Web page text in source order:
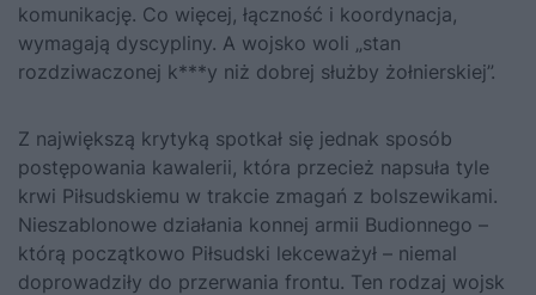
komunikację. Co więcej, łączność i koordynacja,
wymagają dyscypliny. A wojsko woli „stan
rozdziwaczonej k***y niż dobrej służby żołnierskiej”.
Z największą krytyką spotkał się jednak sposób
postępowania kawalerii, która przecież napsuła tyle
krwi Piłsudskiemu w trakcie zmagań z bolszewikami.
Nieszablonowe działania konnej armii Budionnego –
którą początkowo Piłsudski lekceważył – niemal
doprowadziły do przerwania frontu. Ten rodzaj wojsk